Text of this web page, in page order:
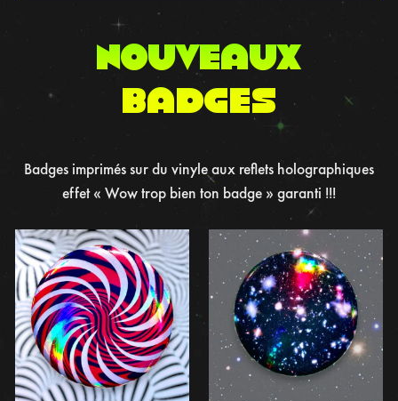
NOUVEAUX
BADGES
Badges imprimés sur du vinyle aux reflets holographiques
effet « Wow trop bien ton badge » garanti !!!